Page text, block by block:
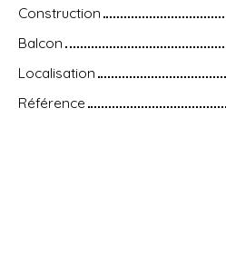
Construction
Balcon
Localisation
Référence